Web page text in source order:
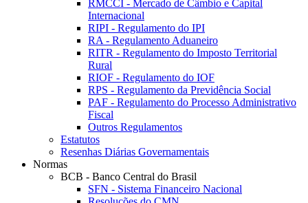
RMCCI - Mercado de Câmbio e Capital
Internacional
RIPI - Regulamento do IPI
RA - Regulamento Aduaneiro
RITR - Regulamento do Imposto Territorial
Rural
RIOF - Regulamento do IOF
RPS - Regulamento da Previdência Social
PAF - Regulamento do Processo Administrativo
Fiscal
Outros Regulamentos
Estatutos
Resenhas Diárias Governamentais
Normas
BCB - Banco Central do Brasil
SFN - Sistema Financeiro Nacional